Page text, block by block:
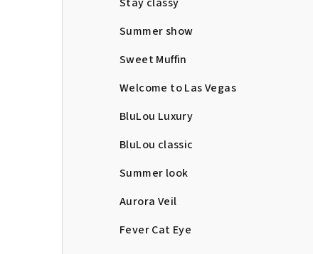
Summer show
Sweet Muffin
Welcome to Las Vegas
BluLou Luxury
BluLou classic
Summer look
Aurora Veil
Fever Cat Eye